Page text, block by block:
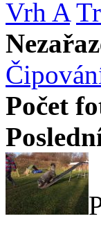
Vrh A
Počet